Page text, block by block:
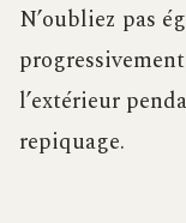
N’oubliez pas
l’extérieur
repiquage.